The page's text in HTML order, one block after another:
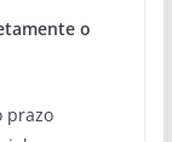
o
prazo